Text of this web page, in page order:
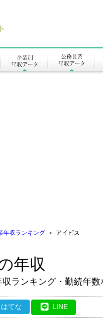
年収ランキング ＞ アイビス
年収
ランキング・勤続年数
はてな LINE